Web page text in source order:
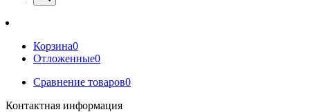
Корзина0
Отложенные0
Сравнение товаров0
Контактная информация